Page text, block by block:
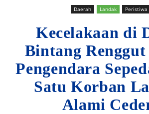
Daerah Landak Peristiwa
Kecelakaan di
Bintang Renggut
Pengendara
Satu Korban
Alami